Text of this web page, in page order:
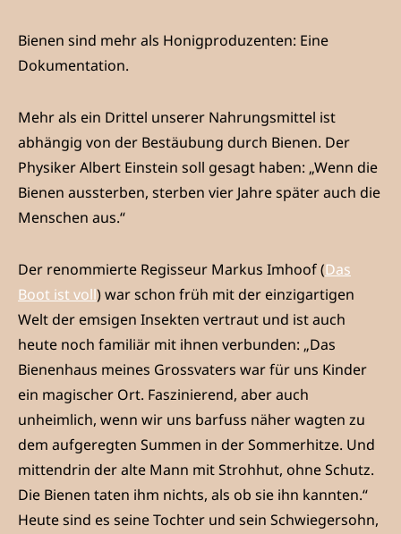
Bienen sind mehr als Honigproduzenten: Eine
Dokumentation.
Mehr als ein Drittel unserer Nahrungsmittel ist
abhängig von der Bestäubung durch Bienen. Der
Physiker Albert Einstein soll gesagt haben: „Wenn die
Bienen aussterben, sterben vier Jahre später auch die
Menschen aus.“
Der renommierte Regisseur Markus Imhoof (Das
Boot ist voll) war schon früh mit der einzigartigen
Welt der emsigen Insekten vertraut und ist auch
heute noch familiär mit ihnen verbunden: „Das
Bienenhaus meines Grossvaters war für uns Kinder
ein magischer Ort. Faszinierend, aber auch
unheimlich, wenn wir uns barfuss näher wagten zu
dem aufgeregten Summen in der Sommerhitze. Und
mittendrin der alte Mann mit Strohhut, ohne Schutz.
Die Bienen taten ihm nichts, als ob sie ihn kannten.“
Heute sind es seine Tochter und sein Schwiegersohn,